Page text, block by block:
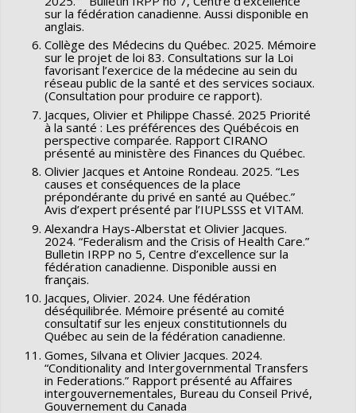
sur la fédération canadienne. Aussi disponible en
anglais.
Collège des Médecins du Québec. 2025. Mémoire
sur le projet de loi 83. Consultations sur la Loi
favorisant l’exercice de la médecine au sein du
réseau public de la santé et des services sociaux.
(Consultation pour produire ce rapport).
Jacques, Olivier et Philippe Chassé. 2025 Priorité
à la santé : Les préférences des Québécois en
perspective comparée. Rapport CIRANO
présenté au ministère des Finances du Québec.
Olivier Jacques et Antoine Rondeau. 2025. “Les
causes et conséquences de la place
prépondérante du privé en santé au Québec.”
Avis d’expert présenté par l’IUPLSSS et VITAM.
Alexandra Hays-Alberstat et Olivier Jacques.
2024. “Federalism and the Crisis of Health Care.”
Bulletin IRPP no 5, Centre d’excellence sur la
fédération canadienne. Disponible aussi en
français.
Jacques, Olivier. 2024. Une fédération
déséquilibrée. Mémoire présenté au comité
consultatif sur les enjeux constitutionnels du
Québec au sein de la fédération canadienne.
Gomes, Silvana et Olivier Jacques. 2024.
“Conditionality and Intergovernmental Transfers
in Federations.” Rapport présenté au Affaires
intergouvernementales, Bureau du Conseil Privé,
Gouvernement du Canada